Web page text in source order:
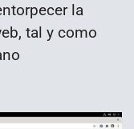
la
tal y como